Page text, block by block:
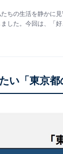
ちの生活を静かに
した。今回は、「
い「東京